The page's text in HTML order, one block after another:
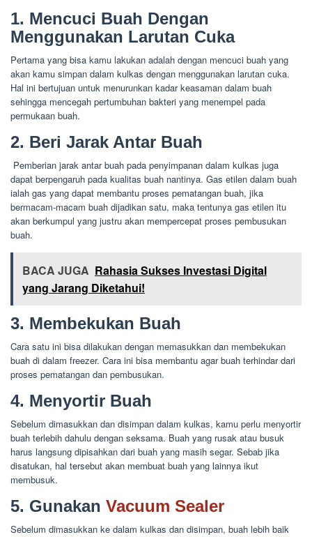
1. Mencuci Buah Dengan
Menggunakan Larutan Cuka
Pertama yang bisa kamu lakukan adalah dengan mencuci buah yang
akan kamu simpan dalam kulkas dengan menggunakan larutan cuka.
Hal ini bertujuan untuk menurunkan kadar keasaman dalam buah
sehingga mencegah pertumbuhan bakteri yang menempel pada
permukaan buah.
2. Beri Jarak Antar Buah
Pemberian jarak antar buah pada penyimpanan dalam kulkas juga
dapat berpengaruh pada kualitas buah nantinya. Gas etilen dalam buah
ialah gas yang dapat membantu proses pematangan buah, jika
bermacam-macam buah dijadikan satu, maka tentunya gas etilen itu
akan berkumpul yang justru akan mempercepat proses pembusukan
buah.
BACA JUGA Rahasia Sukses Investasi Digital
yang Jarang Diketahui!
3. Membekukan Buah
Cara satu ini bisa dilakukan dengan memasukkan dan membekukan
buah di dalam freezer. Cara ini bisa membantu agar buah terhindar dari
proses pematangan dan pembusukan.
4. Menyortir Buah
Sebelum dimasukkan dan disimpan dalam kulkas, kamu perlu menyortir
buah terlebih dahulu dengan seksama. Buah yang rusak atau busuk
harus langsung dipisahkan dari buah yang masih segar. Sebab jika
disatukan, hal tersebut akan membuat buah yang lainnya ikut
membusuk.
5. Gunakan Vacuum Sealer
Sebelum dimasukkan ke dalam kulkas dan disimpan, buah lebih baik